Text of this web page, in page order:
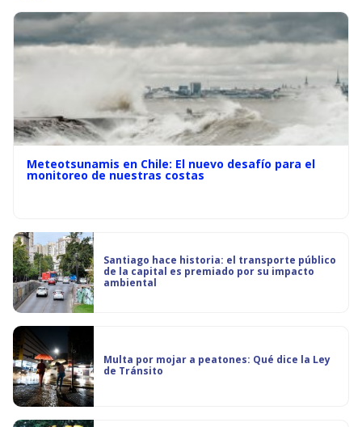
Meteotsunamis en Chile: El nuevo desafío para el
monitoreo de nuestras costas
Santiago hace historia: el transporte público
de la capital es premiado por su impacto
ambiental
Multa por mojar a peatones: Qué dice la Ley
de Tránsito